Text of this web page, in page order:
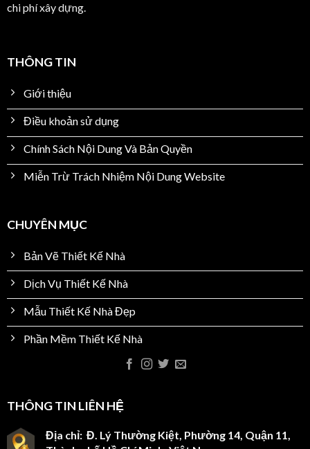
chi phí xây dựng.
THÔNG TIN
Giới thiệu
Điều khoản sử dụng
Chính Sách Nội Dung Và Bản Quyền
Miễn Trừ Trách Nhiệm Nội Dung Website
CHUYÊN MỤC
Bản Vẽ Thiết Kế Nhà
Dịch Vụ Thiết Kế Nhà
Mẫu Thiết Kế Nhà Đẹp
Phần Mềm Thiết Kế Nhà
THÔNG TIN LIÊN HỆ
Địa chỉ: Đ. Lý Thường Kiệt, Phường 14, Quận 11,